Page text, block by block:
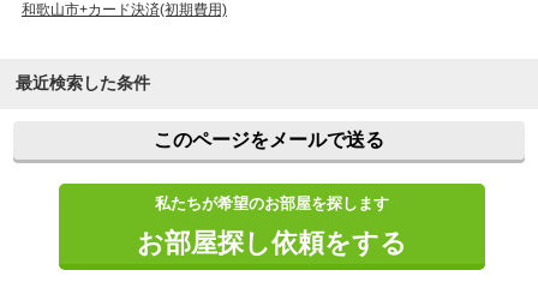
和歌山市+カード決済(初期費用)
最近検索した条件
このページをメールで送る
私たちが希望のお部屋を探します
お部屋探し依頼をする